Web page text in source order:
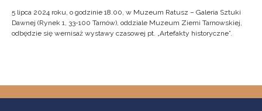
5 lipca 2024 roku, o godzinie 18.00, w Muzeum Ratusz – Galeria Sztuki
Dawnej (Rynek 1, 33-100 Tarnów), oddziale Muzeum Ziemi Tarnowskiej,
odbędzie się wernisaż wystawy czasowej pt. „Artefakty historyczne”.